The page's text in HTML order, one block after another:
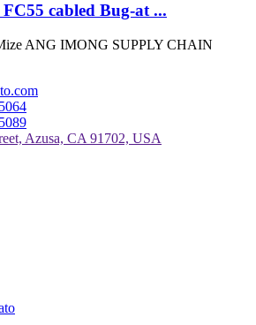
cabled Bug-at ...
ANG IMONG SUPPLY CHAIN
Azusa, CA 91702, USA